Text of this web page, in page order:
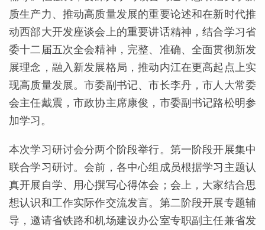
质生产力、推动高质量发展的重要论述和在新时代推
动西部大开发座谈会上的重要讲话精神，结合学习省
委十二届五次全会精神，完整、准确、全面贯彻新发
展理念，融入新发展格局，推动内江在更高起点上实
现高质量发展。市委副书记、市长李丹，市人大常委
会主任戴震，市政协主席康俊，市委副书记路松明参
加学习。
本次学习研讨会分两个阶段举行。第一阶段开展集中
联合学习研讨。会前，各中心组成员根据学习主题认
真开展自学、用心撰写心得体会；会上，大家结合思
想认识和工作实际作交流发言。第二阶段开展专题辅
导，邀请省铁路和机场建设办公室专职副主任兼省发